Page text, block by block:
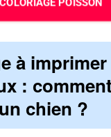
COLORIAGE POISSON
à imprimer
:
chien ?